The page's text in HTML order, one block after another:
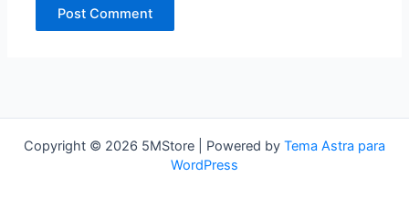
Copyright © 2026 5MStore | Powered by Tema Astra para
WordPress